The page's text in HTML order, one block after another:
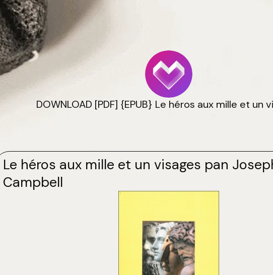
DOWNLOAD [PDF] {EPUB} Le héros aux mille et un
Le héros aux mille et un visages pan
Campbell